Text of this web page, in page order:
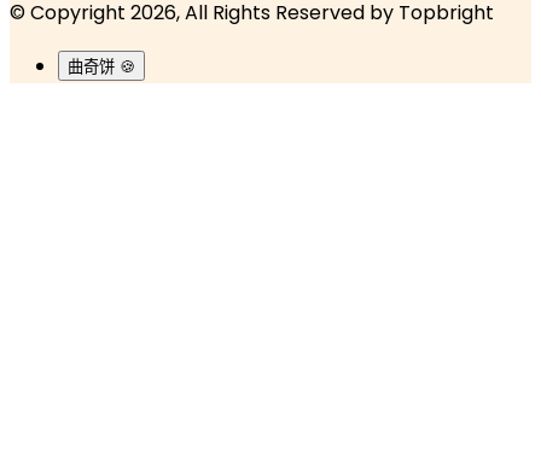
© Copyright 2026, All Rights Reserved by Topbright
曲奇饼 🍪